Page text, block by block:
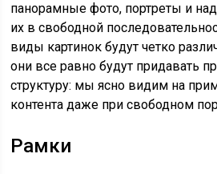
панорамные фото, портреты и
их в свободной
виды картинок будут четко
они все равно будут придавать
структуру: мы ясно видим на
контента даже при свободном
Рамки